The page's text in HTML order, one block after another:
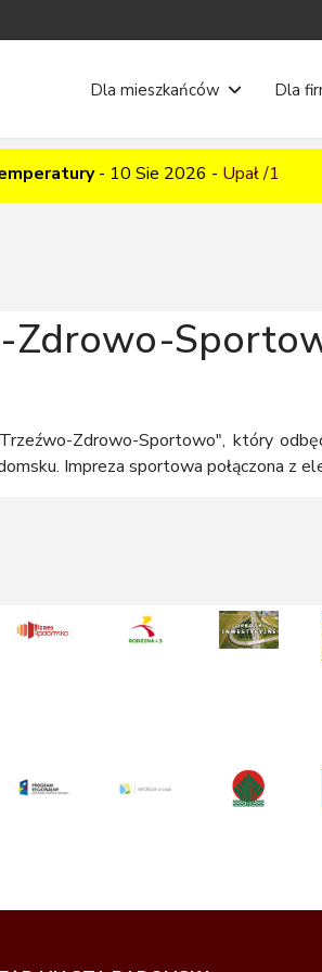
Dla mieszkańców Dla
- 10 Sie 2026 - Upał /1
Zdrowo-
Zdrowo-Sportowo", który
Impreza sportowa połączona z